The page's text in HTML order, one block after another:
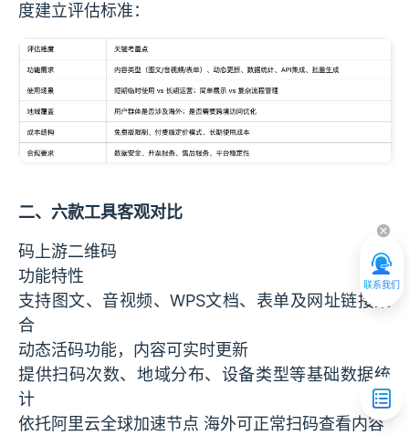
联系我们
度建立评估标准：
二、六款工具客观对比
码上游二维码
功能特性
支持图文、音视频、WPS文档、表单及网址链接聚
合
动态活码功能，内容可实时更新
提供扫码次数、地域分布、设备类型等基础数据统
计
依托阿里云全球加速节点 海外可正常扫码查看内容